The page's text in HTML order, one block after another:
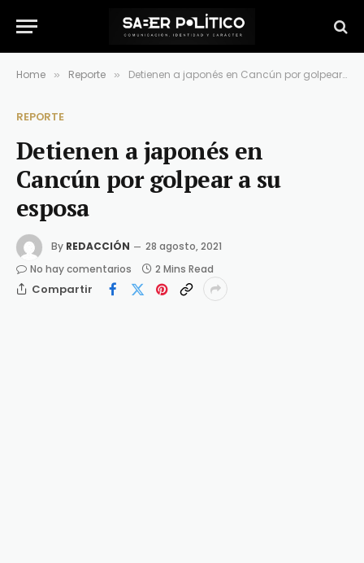
Home » Reporte » Detienen a japonés en Cancún por golpear a su esposa
REPORTE
Detienen a japonés en
Cancún por golpear a su
esposa
By REDACCIÓN
28 agosto, 2021
No hay comentarios
2 Mins Read
Compartir